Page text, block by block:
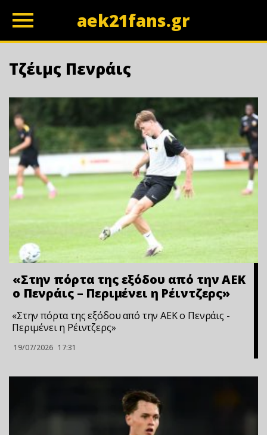
aek21fans.gr
Τζέιμς Πενράις
«Στην πόρτα της εξόδου από την ΑΕΚ
ο Πενράις – Περιμένει η Ρέιντζερς»
«Στην πόρτα της εξόδου από την ΑΕΚ ο Πενράις -
Περιμένει η Ρέιντζερς»
19/07/2026 17:31